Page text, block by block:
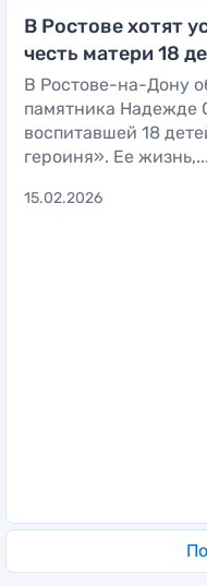
В Ростове хотят
честь матери 18
В Ростове-на-Дону
памятника
воспитавшей 18
героиня». Ее жизнь,...
15.02.2026